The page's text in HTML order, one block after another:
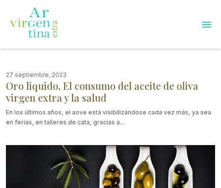
content
Argentina
Extra
27 septiembre, 2023
Oro liquido, El consumo del aceite de oliva
virgen extra y la salud
En los últimos años, el aove está visibilizándose cada vez más, ya sea
en ferias, en talleres de cata, gracias a...